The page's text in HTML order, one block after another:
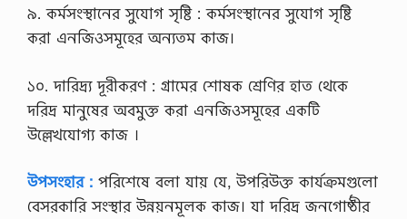
ধা
মূ
৯. কর্মসংস্থানের সুযোগ সৃষ্টি : কর্মসংস্থানের সুযোগ সৃষ্টি
করা এনজিওসমূহের অন্যতম কাজ।
১০. দারিদ্র্য দূরীকরণ : গ্রামের শোষক শ্রেণির হাত থেকে
দরিদ্র মানুষের অবমুক্ত করা এনজিওসমূহের একটি
উল্লেখযোগ্য কাজ ।
উপসংহার : পরিশেষে বলা যায় যে, উপরিউক্ত কার্যক্রমগুলো
বেসরকারি সংস্থার উন্নয়নমূলক কাজ। যা দরিদ্র জনগোষ্ঠীর